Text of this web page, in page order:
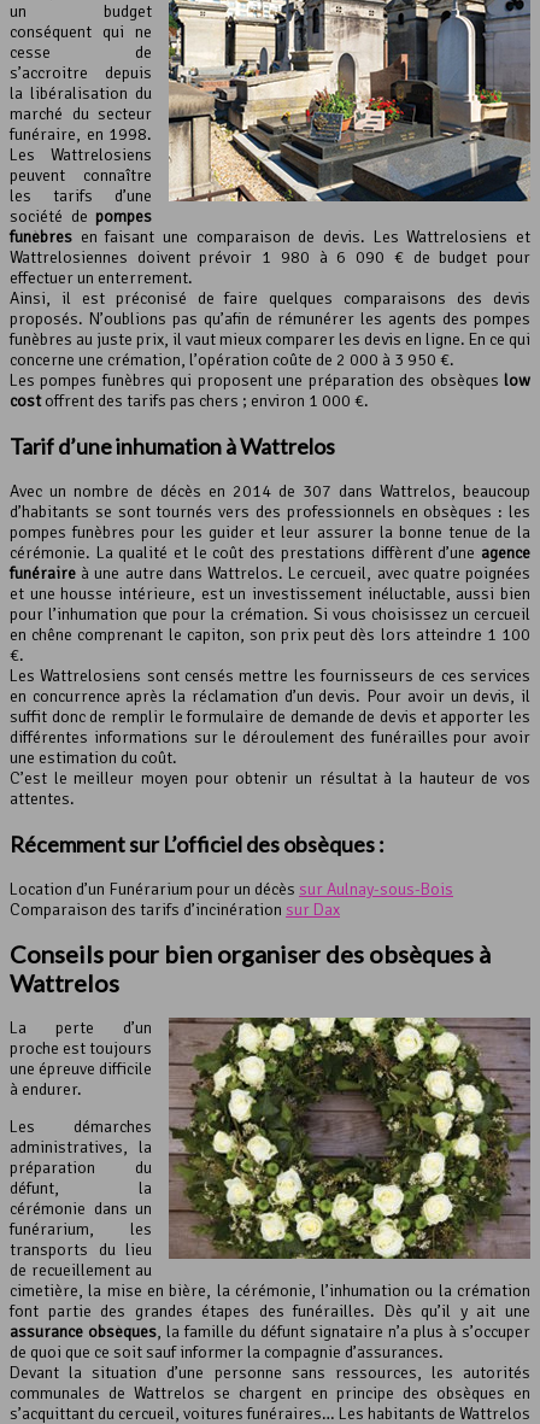
un budget
conséquent qui ne
cesse de
s’accroitre depuis
la libéralisation du
marché du secteur
funéraire, en 1998.
Les Wattrelosiens
peuvent connaître
les tarifs d’une
société de pompes
funèbres en faisant une comparaison de devis. Les Wattrelosiens et
Wattrelosiennes doivent prévoir 1 980 à 6 090 € de budget pour
effectuer un enterrement.
Ainsi, il est préconisé de faire quelques comparaisons des devis
proposés. N’oublions pas qu’afin de rémunérer les agents des pompes
funèbres au juste prix, il vaut mieux comparer les devis en ligne. En ce qui
concerne une crémation, l’opération coûte de 2 000 à 3 950 €.
Les pompes funèbres qui proposent une préparation des obsèques low
costoffrent des tarifs pas chers ; environ 1 000 €.
Tarif d’une inhumation à Wattrelos
Avec un nombre de décès en 2014 de 307 dans Wattrelos, beaucoup
d’habitants se sont tournés vers des professionnels en obsèques : les
pompes funèbres pour les guider et leur assurer la bonne tenue de la
cérémonie. La qualité et le coût des prestations diffèrent d’une agence
funéraire à une autre dans Wattrelos. Le cercueil, avec quatre poignées
et une housse intérieure, est un investissement inéluctable, aussi bien
pour l’inhumation que pour la crémation. Si vous choisissez un cercueil
en chêne comprenant le capiton, son prix peut dès lors atteindre 1 100
€.
Les Wattrelosiens sont censés mettre les fournisseurs de ces services
en concurrence après la réclamation d’un devis. Pour avoir un devis, il
suffit donc de remplir le formulaire de demande de devis et apporter les
différentes informations sur le déroulement des funérailles pour avoir
une estimation du coût.
C’est le meilleur moyen pour obtenir un résultat à la hauteur de vos
attentes.
Récemment sur L’officiel des obsèques :
Location d’un Funérarium pour un décès sur Aulnay-sous-Bois
Comparaison des tarifs d’incinération sur Dax
Conseils pour bien organiser des obsèques à
Wattrelos
La perte d’un
proche est toujours
une épreuve difficile
à endurer.
Les démarches
administratives, la
préparation du
défunt, la
cérémonie dans un
funérarium, les
transports du lieu
de recueillement au
cimetière, la mise en bière, la cérémonie, l’inhumation ou la crémation
font partie des grandes étapes des funérailles. Dès qu’il y ait une
assurance obsèques, la famille du défunt signataire n’a plus à s’occuper
de quoi que ce soit sauf informer la compagnie d’assurances.
Devant la situation d’une personne sans ressources, les autorités
communales de Wattrelos se chargent en principe des obsèques en
s’acquittant du cercueil, voitures funéraires… Les habitants de Wattrelos